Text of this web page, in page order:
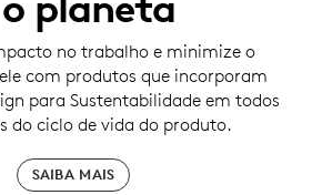
no trabalho e minimize o
com produtos que incorporam
para Sustentabilidade em todos
do ciclo de vida do produto.
SAIBA MAIS